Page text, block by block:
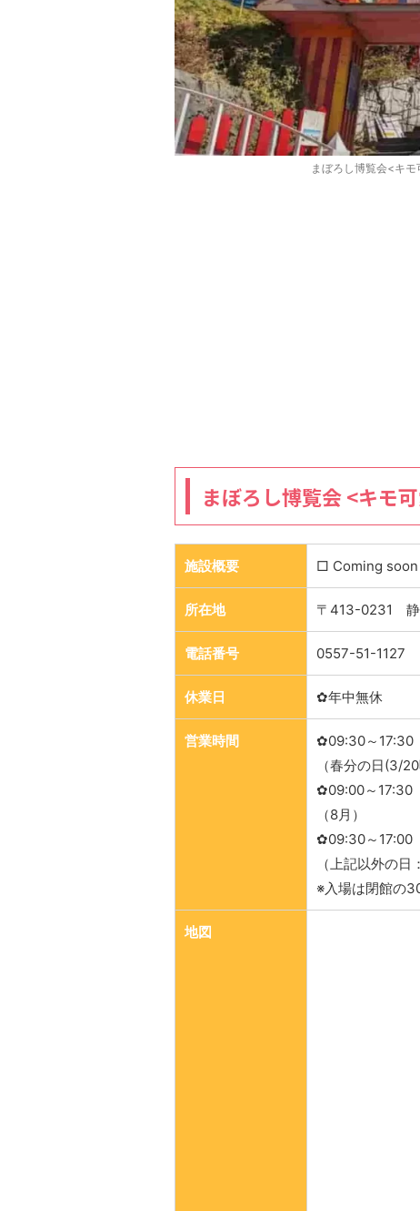
まぼろし博覧会<キモ
まぼろし博覧会 <キモ
施設概要 □ Coming soon
所在地 〒413-0231 静
電話番号 0557-51-1127
休業日 ✿年中無休
営業時間
✿09:30～17:30
（春分の日(3/
✿09:00～17:30
（8月）
✿09:30～17:00
（上記以外の日
※入場は閉館の
地図